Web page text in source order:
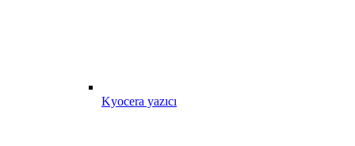
Kyocera yazıcı